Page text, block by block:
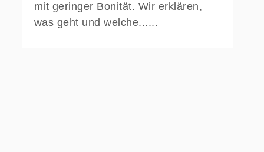
mit geringer Bonität. Wir erklären,
was geht und welche......